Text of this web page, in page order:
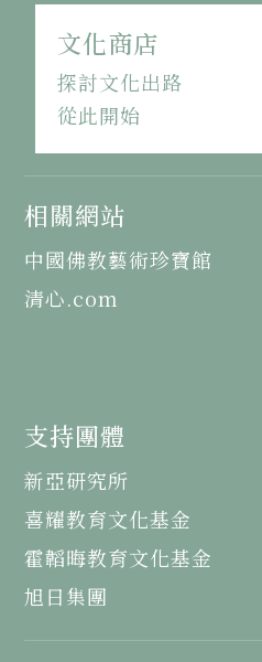
文化商店
探討文化出路
從此開始
相關網站
中國佛教藝術珍寶館
清心.com
支持團體
新亞研究所
喜耀教育文化基金
霍韜晦教育文化基金
旭日集團